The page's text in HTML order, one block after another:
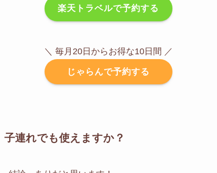
楽天トラベルで予約する
＼ 毎月20日からお得な10日間 ／
じゃらんで予約する
子連れでも使えますか？